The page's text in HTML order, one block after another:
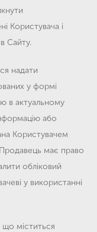
Користувача і
Сайту.
надати
у формі
в актуальному
або
Користувачем
має право
обліковий
у використанні
що міститься